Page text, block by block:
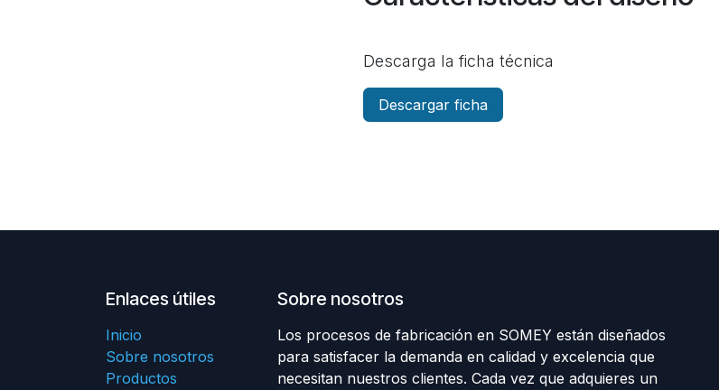
Descarga la ficha técnica
Descargar ficha
Enlaces útiles
Inicio
Sobre nosotros
Productos
Sobre nosotros
Los procesos de fabricación en SOMEY están diseñados
para satisfacer la demanda en calidad y excelencia que
necesitan nuestros clientes. Cada vez que adquieres un